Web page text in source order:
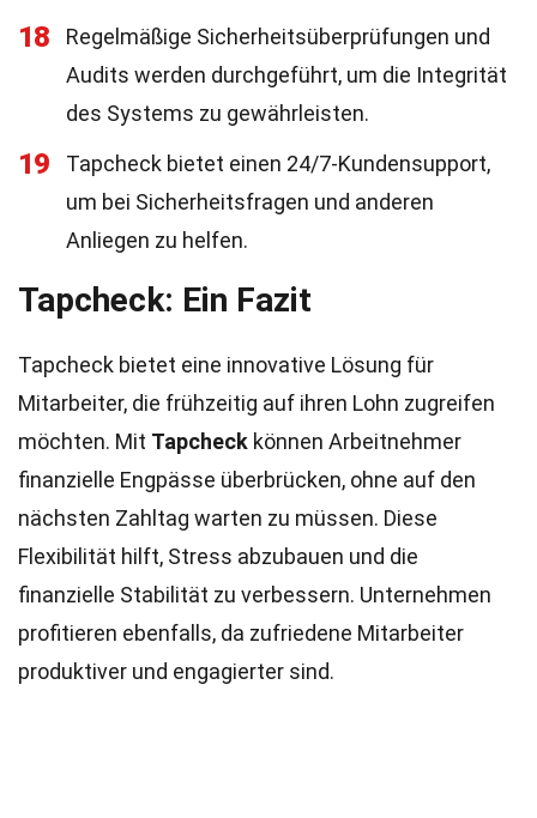
18
Regelmäßige Sicherheitsüberprüfungen und
Audits werden durchgeführt, um die Integrität
des Systems zu gewährleisten.
19
Tapcheck bietet einen 24/7-Kundensupport,
um bei Sicherheitsfragen und anderen
Anliegen zu helfen.
Tapcheck: Ein Fazit
Tapcheck bietet eine innovative Lösung für
Mitarbeiter, die frühzeitig auf ihren Lohn zugreifen
möchten. Mit Tapcheck können Arbeitnehmer
finanzielle Engpässe überbrücken, ohne auf den
nächsten Zahltag warten zu müssen. Diese
Flexibilität hilft, Stress abzubauen und die
finanzielle Stabilität zu verbessern. Unternehmen
profitieren ebenfalls, da zufriedene Mitarbeiter
produktiver und engagierter sind.